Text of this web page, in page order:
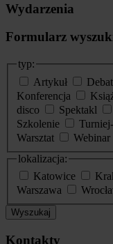
Wydarzenia
Formularz
typ:
Artykuł
Konferencja
disco
Spektakl
Szkolenie
Warsztat
Webinar
lokalizacja:
Katowice
Warszawa
Wyszukaj
Kontakty